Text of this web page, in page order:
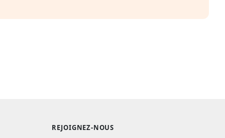
REJOIGNEZ-NOUS